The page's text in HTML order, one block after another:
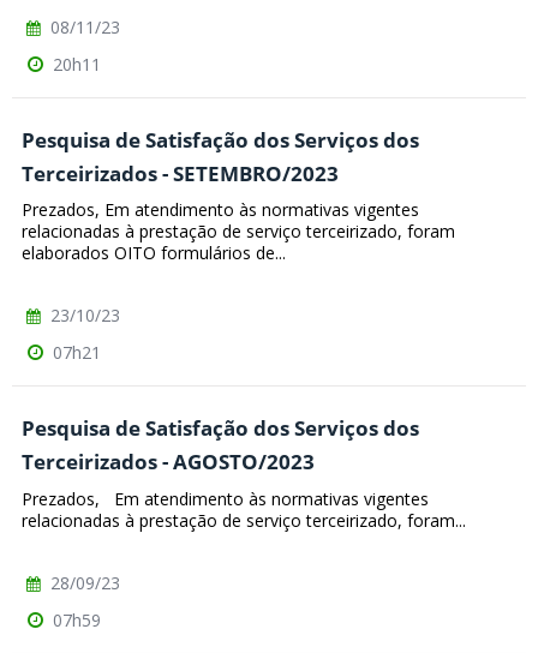
08/11/23
20h11
Pesquisa de Satisfação dos Serviços dos
Terceirizados - SETEMBRO/2023
Prezados, Em atendimento às normativas vigentes
relacionadas à prestação de serviço terceirizado, foram
elaborados OITO formulários de...
23/10/23
07h21
Pesquisa de Satisfação dos Serviços dos
Terceirizados - AGOSTO/2023
Prezados, Em atendimento às normativas vigentes
relacionadas à prestação de serviço terceirizado, foram...
28/09/23
07h59